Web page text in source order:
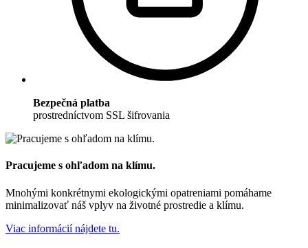
Bezpečná platba
prostredníctvom SSL šifrovania
Pracujeme s ohľadom na klímu.
Mnohými konkrétnymi ekologickými opatreniami pomáhame
minimalizovať náš vplyv na životné prostredie a klímu.
Viac informácií nájdete tu.